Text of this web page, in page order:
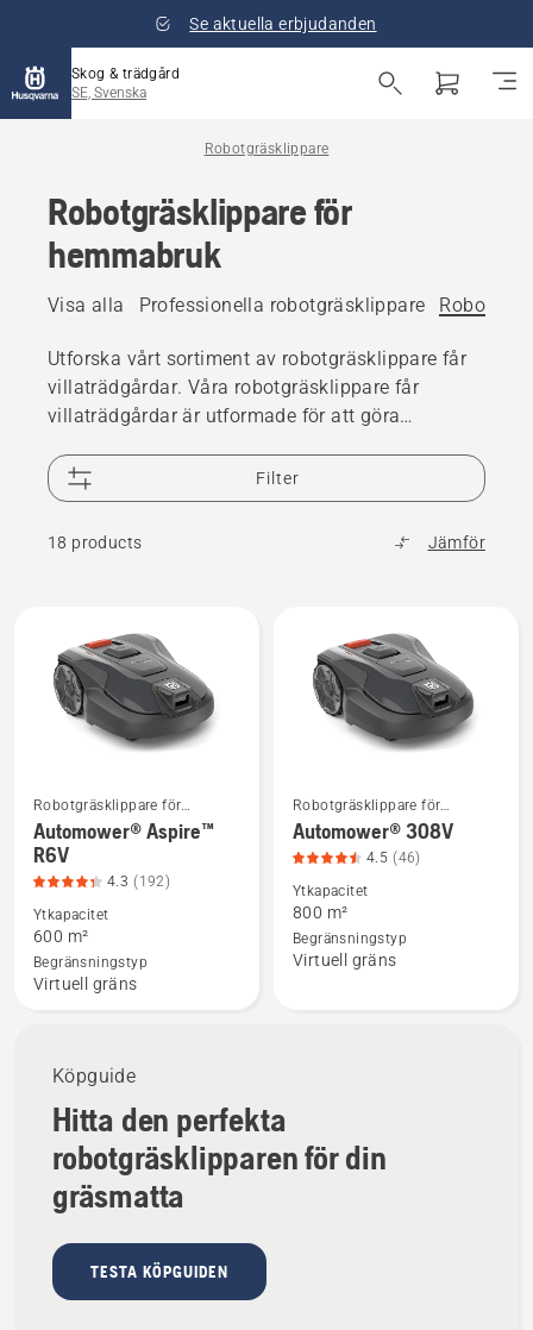
Se aktuella erbjudanden
Skog & trädgård
SE, Svenska
Robotgräsklippare
Robotgräsklippare för
hemmabruk
Visa alla Professionella robotgräsklippare
Utforska vårt sortiment av robotgräsklippare får
villaträdgårdar. Våra robotgräsklippare får
villaträdgårdar är utformade för att göra
alla trädgårdar, oavsett storlek och form. De här
innovativa klipparna garanterar en vackert
underhållen gräsmatta med minimal
ansträngning, så att du får mer fritid.
Filter
18 products Jämför
produkter
Köpguide
Hitta den perfekta
robotgräsklipparen för din
gräsmatta
TESTA KÖPGUIDEN
Se
mer
information
om
Automower®
Aspire™
R6V,
Robotgräsklippare för
hemmabruk
Automower® Aspire™
R6V
4.3 (192)
Ytkapacitet
600 m²
Begränsningstyp
Virtuell gräns
Se
mer
om
Automower®
308V,
Robotgräsklippare för
hemmabruk
Automower® 308V
4.5 (46)
Ytkapacitet
800 m²
Begränsningstyp
Virtuell gräns